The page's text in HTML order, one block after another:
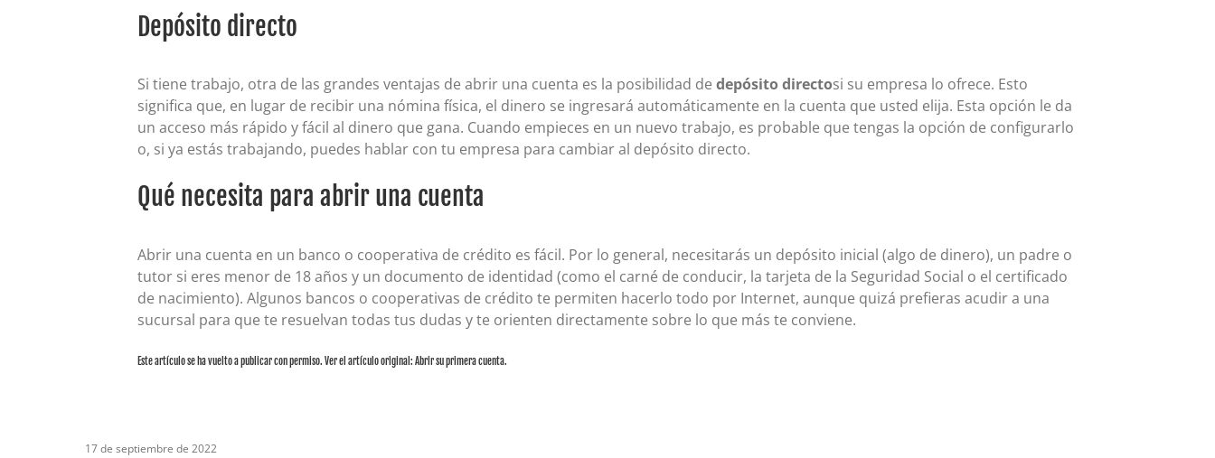
12
$14,800
$16,147
14
$15,600
$17,490
15
$16,000 $18,203
Depósito directo
Si tiene trabajo, otra de las grandes ventajas de abrir una cuenta es la posibilidad de depósito directosi su empresa lo ofrece. Esto
significa que, en lugar de recibir una nómina física, el dinero se ingresará automáticamente en la cuenta que usted elija. Esta opción le da
un acceso más rápido y fácil al dinero que gana. Cuando empieces en un nuevo trabajo, es probable que tengas la opción de configurarlo
o, si ya estás trabajando, puedes hablar con tu empresa para cambiar al depósito directo.
Qué necesita para abrir una cuenta
Abrir una cuenta en un banco o cooperativa de crédito es fácil. Por lo general, necesitarás un depósito inicial (algo de dinero), un padre o
tutor si eres menor de 18 años y un documento de identidad (como el carné de conducir, la tarjeta de la Seguridad Social o el certificado
de nacimiento). Algunos bancos o cooperativas de crédito te permiten hacerlo todo por Internet, aunque quizá prefieras acudir a una
sucursal para que te resuelvan todas tus dudas y te orienten directamente sobre lo que más te conviene.
Este artículo se ha vuelto a publicar con permiso. Ver el artículo original: Abrir su primera cuenta.
17 de septiembre de 2022